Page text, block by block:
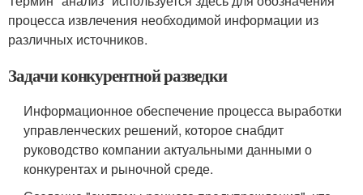
процесса извлечения необходимой информации из
различных источников.
Задачи конкурентной разведки
Информационное обеспечение процесса выработки
управленческих решений, которое снабдит
руководство компании актуальными данными о
конкурентах и рыночной среде.